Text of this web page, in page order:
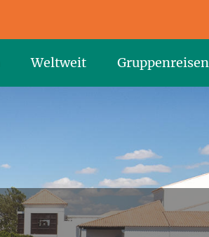
Weltweit Gruppenreisen